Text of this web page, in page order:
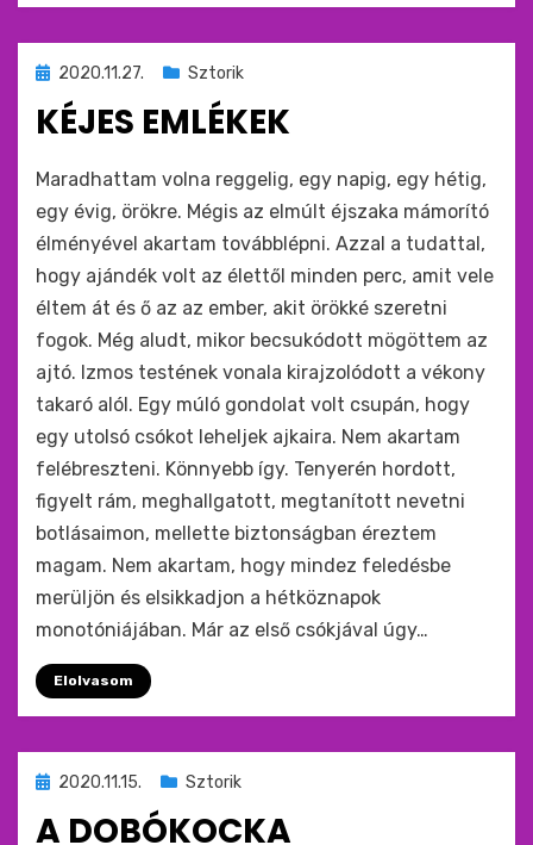
Beküldve
2020.11.27. Sztorik
KÉJES EMLÉKEK
monkey
Maradhattam volna reggelig, egy napig, egy hétig,
egy évig, örökre. Mégis az elmúlt éjszaka mámorító
élményével akartam továbblépni. Azzal a tudattal,
hogy ajándék volt az élettől minden perc, amit vele
éltem át és ő az az ember, akit örökké szeretni
fogok. Még aludt, mikor becsukódott mögöttem az
ajtó. Izmos testének vonala kirajzolódott a vékony
takaró alól. Egy múló gondolat volt csupán, hogy
egy utolsó csókot leheljek ajkaira. Nem akartam
felébreszteni. Könnyebb így. Tenyerén hordott,
figyelt rám, meghallgatott, megtanított nevetni
botlásaimon, mellette biztonságban éreztem
magam. Nem akartam, hogy mindez feledésbe
merüljön és elsikkadjon a hétköznapok
monotóniájában. Már az első csókjával úgy…
Elolvasom
Beküldve
:
2020.11.15. Sztorik
A DOBÓKOCKA